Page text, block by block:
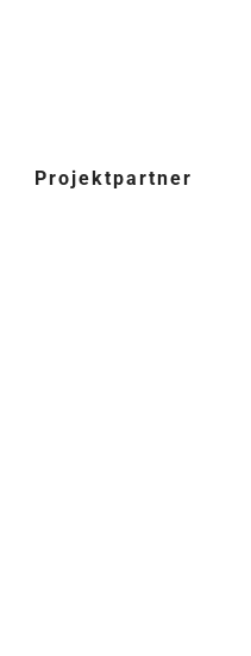
Projektpartner